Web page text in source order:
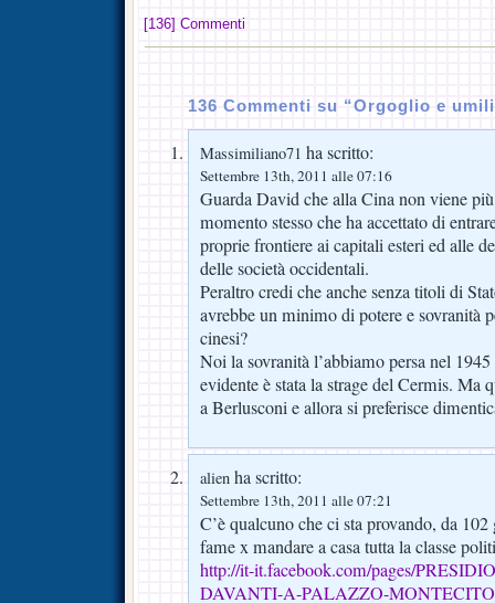
[136] Commenti
136 Commenti su “Orgoglio e
Massimiliano71 ha scritto:
Settembre 13th, 2011 alle 07:16
Guarda David che alla Cina non viene
momento stesso che ha accettato di
proprie frontiere ai capitali esteri ed alle
delle società occidentali.
Peraltro credi che anche senza titoli di
avrebbe un minimo di potere e sovranità
cinesi?
Noi la sovranità l’abbiamo persa nel
evidente è stata la strage del Cermis. Ma
a Berlusconi e allora si preferisce
alien ha scritto:
Settembre 13th, 2011 alle 07:21
C’è qualcuno che ci sta provando, da
fame x mandare a casa tutta la classe
http://it-it.facebook.com/pages/
DAVANTI-A-PALAZZO-